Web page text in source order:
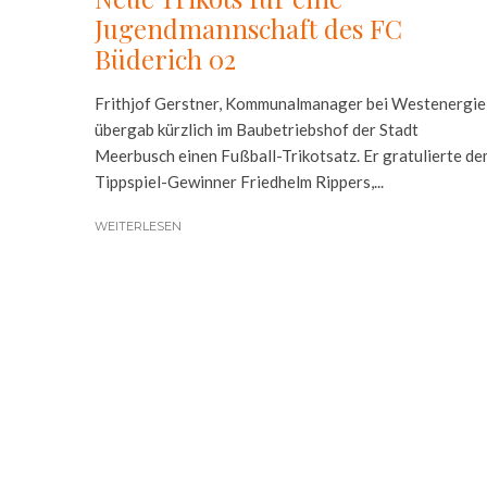
Jugendmannschaft des FC
Büderich 02
Frithjof Gerstner, Kommunalmanager bei Westenergie
übergab kürzlich im Baubetriebshof der Stadt
Meerbusch einen Fußball-Trikotsatz. Er gratulierte
Tippspiel-Gewinner Friedhelm Rippers,...
WEITERLESEN